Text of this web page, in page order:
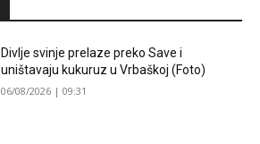
Divlje svinje prelaze preko Save i
uništavaju kukuruz u Vrbaškoj (Foto)
06/08/2026 | 09:31